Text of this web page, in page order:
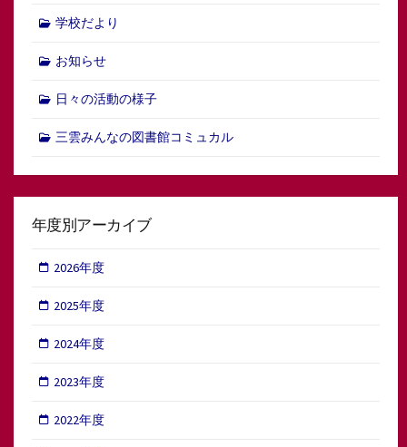
学校だより
お知らせ
日々の活動の様子
三雲みんなの図書館コミュカル
年度別アーカイブ
2026年度
2025年度
2024年度
2023年度
2022年度